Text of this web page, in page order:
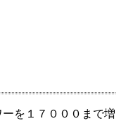
ーを１７０００まで増